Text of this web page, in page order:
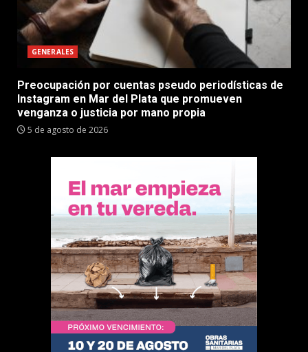
GENERALES
Preocupación por cuentas pseudo periodísticas de
Instagram en Mar del Plata que promueven
venganza o justicia por mano propia
5 de agosto de 2026